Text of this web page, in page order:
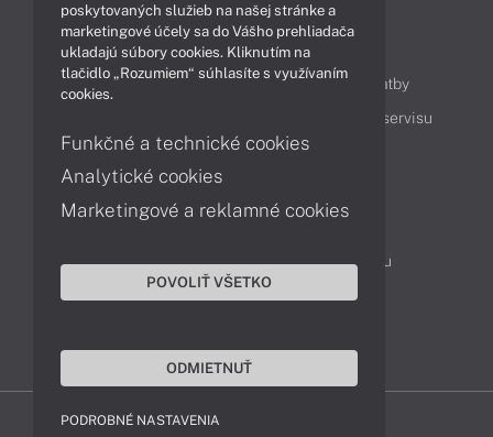
Obsah
Ako nakupovať
Možnosti doručenia a platby
Cenník servisu
Kontakty
Servisné oddelenie
Reklamácia tovaru
poskytovaných služieb na našej stránke a
marketingové účely sa do Vášho prehliadača
ukladajú súbory cookies. Kliknutím na
tlačidlo „Rozumiem“ súhlasíte s využívaním
cookies.
Funkčné a technické cookies
Analytické cookies
Marketingové a reklamné cookies
POVOLIŤ VŠETKO
ODMIETNUŤ
PODROBNÉ NASTAVENIA